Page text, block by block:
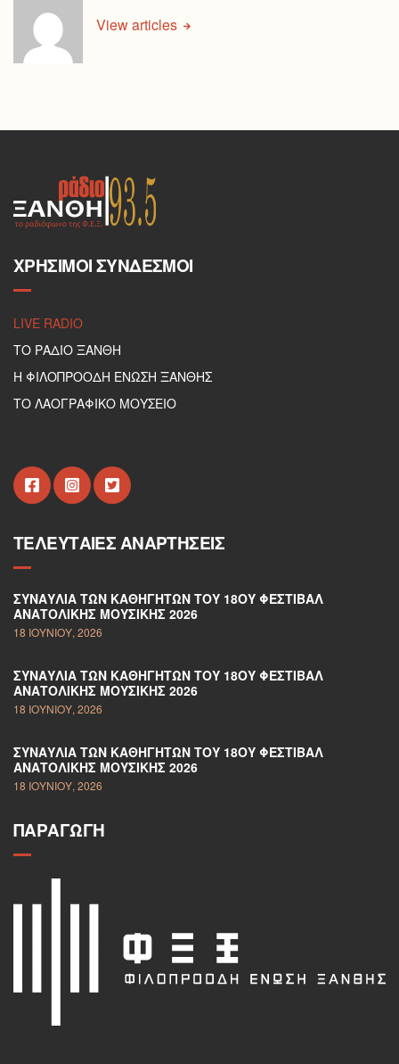
View articles
ΧΡΉΣΙΜΟΙ ΣΎΝΔΕΣΜΟΙ
LIVE RADIO
ΤΟ ΡΑΔΙΟ ΞΑΝΘΗ
Η ΦΙΛΟΠΡΟΟΔΗ ΕΝΩΣΗ ΞΑΝΘΗΣ
ΤΟ ΛΑΟΓΡΑΦΙΚΟ ΜΟΥΣΕΙΟ
ΤΕΛΕΥΤΑΊΕΣ ΑΝΑΡΤΉΣΕΙΣ
ΣΥΝΑΥΛΊΑ ΤΩΝ ΚΑΘΗΓΗΤΏΝ ΤΟΥ 18ΟΥ ΦΕΣΤΙΒΆΛ
ΑΝΑΤΟΛΙΚΉΣ ΜΟΥΣΙΚΉΣ 2026
18 ΙΟΥΝΊΟΥ, 2026
ΣΥΝΑΥΛΊΑ ΤΩΝ ΚΑΘΗΓΗΤΏΝ ΤΟΥ 18ΟΥ ΦΕΣΤΙΒΆΛ
ΑΝΑΤΟΛΙΚΉΣ ΜΟΥΣΙΚΉΣ 2026
18 ΙΟΥΝΊΟΥ, 2026
ΣΥΝΑΥΛΊΑ ΤΩΝ ΚΑΘΗΓΗΤΏΝ ΤΟΥ 18ΟΥ ΦΕΣΤΙΒΆΛ
ΑΝΑΤΟΛΙΚΉΣ ΜΟΥΣΙΚΉΣ 2026
18 ΙΟΥΝΊΟΥ, 2026
ΠΑΡΑΓΩΓΉ